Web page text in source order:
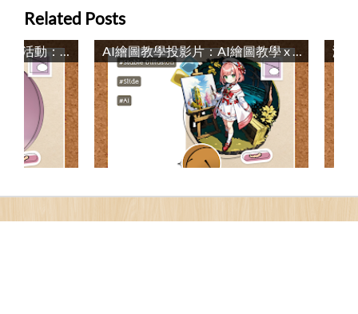
Related Posts
淡江113學年度資訊週推廣活動：數位化與延展實境工作坊 / Digitalization and Extended Reality Workshop: Tamkang University Information Week 2024 AI繪圖教學投影片：AI繪圖教學 x 教AI學習繪圖 / AI Image Generation in Education: From Learning to Draw to Teaching AI to Draw